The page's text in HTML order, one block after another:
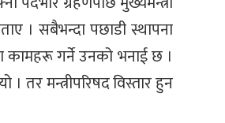
। सबैभन्दा पछाडी स्थापना
कामहरू गर्ने उनको भनाई छ ।
। तर मन्त्रीपरिषद विस्तार हुन